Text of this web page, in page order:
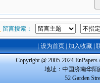
留言搜索：
设为首页| 加入收藏|
Copyright @ 2005-2024
地址：中国济南华
52 Garden